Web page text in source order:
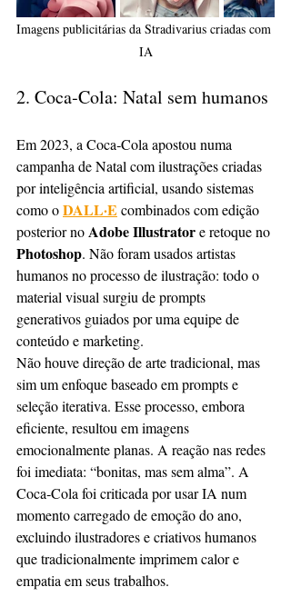
Imagens publicitárias da Stradivarius criadas com
IA
2. Coca‑Cola: Natal sem humanos
Em 2023, a Coca‑Cola apostou numa
campanha de Natal com ilustrações criadas
por inteligência artificial, usando sistemas
como o DALL·E combinados com edição
posterior no Adobe Illustrator e retoque no
Photoshop. Não foram usados artistas
humanos no processo de ilustração: todo o
material visual surgiu de prompts
generativos guiados por uma equipe de
conteúdo e marketing.
Não houve direção de arte tradicional, mas
sim um enfoque baseado em prompts e
seleção iterativa. Esse processo, embora
eficiente, resultou em imagens
emocionalmente planas. A reação nas redes
foi imediata: “bonitas, mas sem alma”. A
Coca‑Cola foi criticada por usar IA num
momento carregado de emoção do ano,
excluindo ilustradores e criativos humanos
que tradicionalmente imprimem calor e
empatia em seus trabalhos.